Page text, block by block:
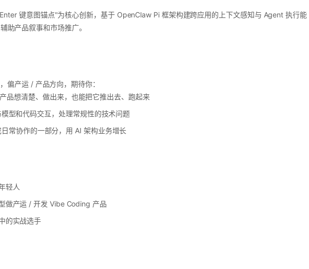
键意图锚点"为核心创新，基于 OpenClaw Pi 框架构建跨应用的上下文感知与 Agent 执行能
助产品叙事和市场推广。
偏产运 / 产品方向，期待你：
想清楚、做出来，也能把它推出去、跑起来
型和代码交互，处理常规性的技术问题
常协作的一部分，用 AI 架构业务增长
轻人
做产运 / 开发 Vibe Coding 产品
的实战选手